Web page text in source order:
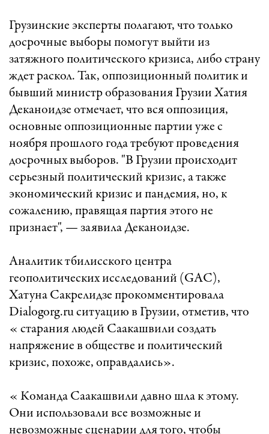
Грузинские эксперты полагают, что только
досрочные выборы помогут выйти из
затяжного политического кризиса, либо страну
ждет раскол. Так, оппозиционный политик и
бывший министр образования Грузии Хатия
Деканоидзе отмечает, что вся оппозиция,
основные оппозиционные партии уже с
ноября прошлого года требуют проведения
досрочных выборов. "В Грузии происходит
серьезный политический кризис, а также
экономический кризис и пандемия, но, к
сожалению, правящая партия этого не
признает", — заявила Деканоидзе.
Аналитик тбилисского центра
геополитических исследований (GAC),
Хатуна Сакрелидзе прокомментировала
Dialogorg.ru ситуацию в Грузии, отметив, что
« старания людей Саакашвили создать
напряжение в обществе и политический
кризис, похоже, оправдались».
« Команда Саакашвили давно шла к этому.
Они использовали все возможные и
невозможные сценарии для того, чтобы